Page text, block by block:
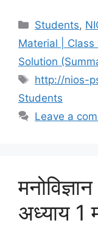
Students,
Material | Class
Solution
http://nios-
Students
Leave a
अध्याय 1